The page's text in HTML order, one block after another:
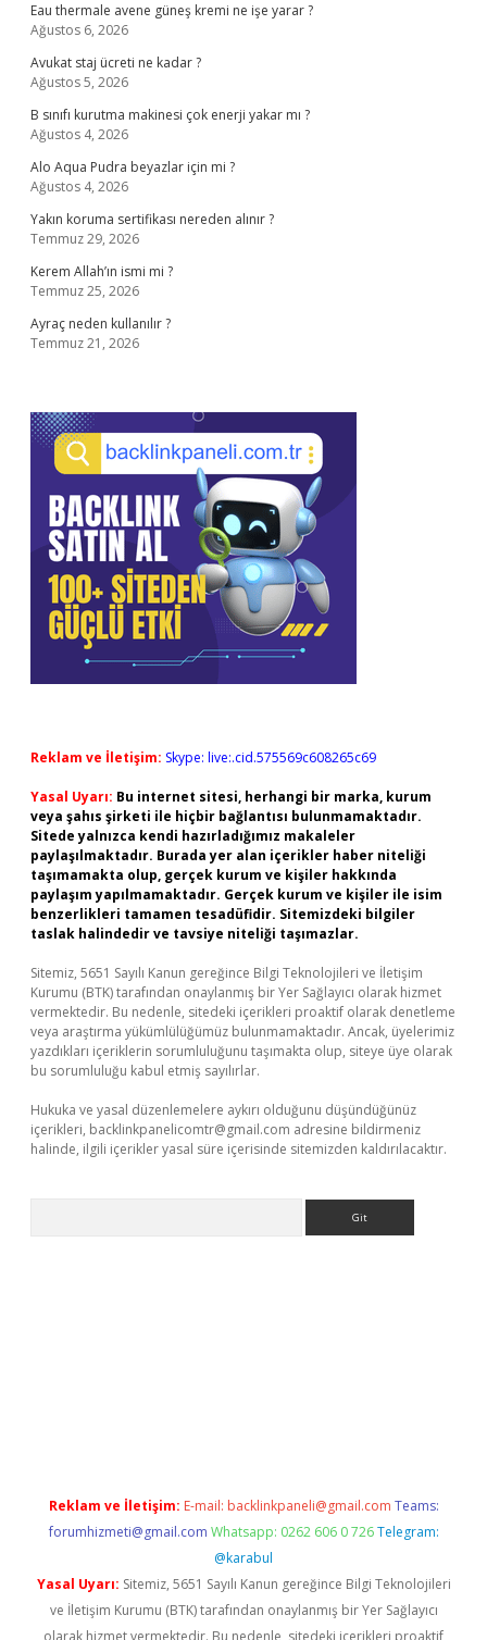
Eau thermale avene güneş kremi ne işe yarar ?
Ağustos 6, 2026
Avukat staj ücreti ne kadar ?
Ağustos 5, 2026
B sınıfı kurutma makinesi çok enerji yakar mı ?
Ağustos 4, 2026
Alo Aqua Pudra beyazlar için mi ?
Ağustos 4, 2026
Yakın koruma sertifikası nereden alınır ?
Temmuz 29, 2026
Kerem Allah’ın ismi mi ?
Temmuz 25, 2026
Ayraç neden kullanılır ?
Temmuz 21, 2026
Reklam ve İletişim: Skype: live:.cid.575569c608265c69
Yasal Uyarı: Bu internet sitesi, herhangi bir marka, kurum
veya şahıs şirketi ile hiçbir bağlantısı bulunmamaktadır.
Sitede yalnızca kendi hazırladığımız makaleler
paylaşılmaktadır. Burada yer alan içerikler haber niteliği
taşımamakta olup, gerçek kurum ve kişiler hakkında
paylaşım yapılmamaktadır. Gerçek kurum ve kişiler ile isim
benzerlikleri tamamen tesadüfidir. Sitemizdeki bilgiler
taslak halindedir ve tavsiye niteliği taşımazlar.
Sitemiz, 5651 Sayılı Kanun gereğince Bilgi Teknolojileri ve İletişim
Kurumu (BTK) tarafından onaylanmış bir Yer Sağlayıcı olarak hizmet
vermektedir. Bu nedenle, sitedeki içerikleri proaktif olarak denetleme
veya araştırma yükümlülüğümüz bulunmamaktadır. Ancak, üyelerimiz
yazdıkları içeriklerin sorumluluğunu taşımakta olup, siteye üye olarak
bu sorumluluğu kabul etmiş sayılırlar.
Hukuka ve yasal düzenlemelere aykırı olduğunu düşündüğünüz
içerikleri, backlinkpanelicomtr@gmail.com adresine bildirmeniz
halinde, ilgili içerikler yasal süre içerisinde sitemizden kaldırılacaktır.
Reklam ve İletişim: E-mail: backlinkpaneli@gmail.com Teams:
forumhizmeti@gmail.com Whatsapp: 0262 606 0 726 Telegram:
@karabul
Yasal Uyarı: Sitemiz, 5651 Sayılı Kanun gereğince Bilgi Teknolojileri
ve İletişim Kurumu (BTK) tarafından onaylanmış bir Yer Sağlayıcı
olarak hizmet vermektedir. Bu nedenle, sitedeki içerikleri proaktif